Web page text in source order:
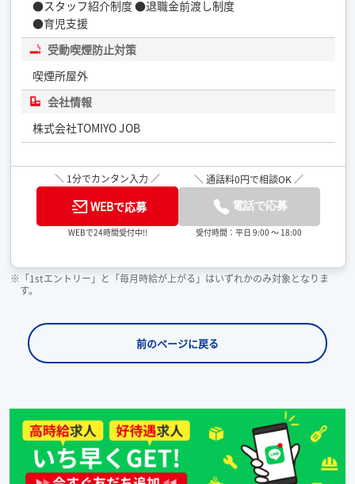
●スタッフ紹介制度 ●退職金前渡し制度
●育児支援
受動喫煙防止対策
喫煙所屋外
会社情報
株式会社TOMIYO JOB
＼ 1分でカンタン入力 ／
WEBで応募
WEBで24時間受付中!!
＼ 通話料0円で相談OK ／
電話で応募
受付時間：平日 9:00 ～ 18:00
※「1stエントリー」と「毎月時給が上がる」はいずれかのみ対象となりま
す。
前のページに戻る